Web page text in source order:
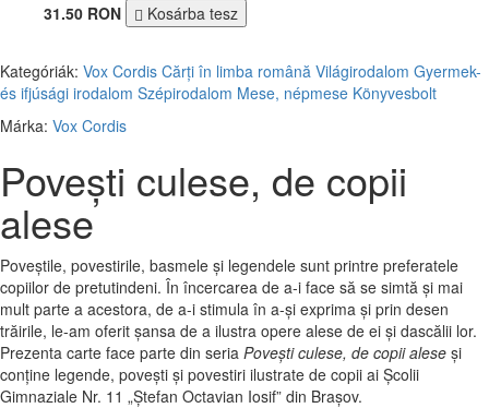
31.50 RON
Kosárba tesz
Kategóriák: Vox Cordis Cărți în limba română Világirodalom Gyermek-
és ifjúsági irodalom Szépirodalom Mese, népmese Könyvesbolt
Márka: Vox Cordis
Povești culese, de copii
alese
Poveștile, povestirile, basmele și legendele sunt printre preferatele
copiilor de pretutindeni. În încercarea de a-i face să se simtă și mai
mult parte a acestora, de a-i stimula în a-și exprima și prin desen
trăirile, le-am oferit șansa de a ilustra opere alese de ei și dascălii lor.
Prezenta carte face parte din seria Povești culese, de copii alese și
conține legende, povești și povestiri ilustrate de copii ai Școlii
Gimnaziale Nr. 11 „Ștefan Octavian Iosif” din Brașov.